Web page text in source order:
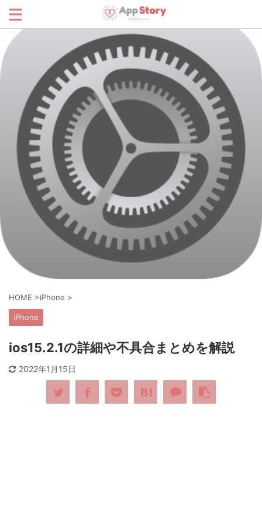
HOME >iPhone >
iPhone
ios15.2.1の詳細や不具合まとめを解説
2022年1月15日